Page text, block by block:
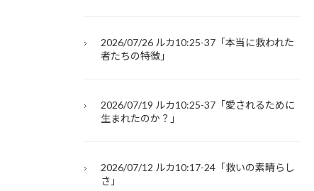
2026/07/26 ルカ10:25-37「本当に救われた
者たちの特徴」
2026/07/19 ルカ10:25-37「愛されるために
生まれたのか？」
2026/07/12 ルカ10:17-24「救いの素晴らし
さ」